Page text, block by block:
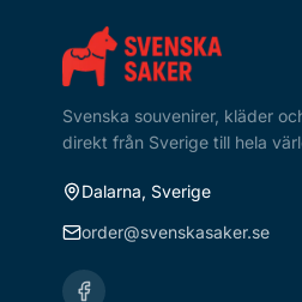
Svenska souvenirer, kläder
direkt från Sverige till hela
Dalarna, Sverige
order@svenskasaker.se